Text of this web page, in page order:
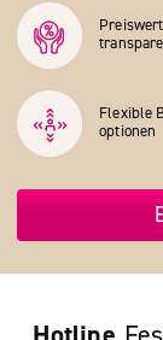
Flexible
optionen